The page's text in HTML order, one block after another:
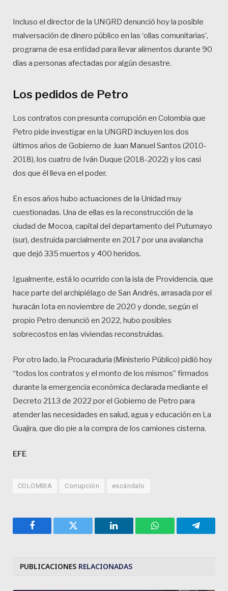
Incluso el director de la UNGRD denunció hoy la posible
malversación de dinero público en las ‘ollas comunitarias’,
programa de esa entidad para llevar alimentos durante 90
días a personas afectadas por algún desastre.
Los pedidos de Petro
Los contratos con presunta corrupción en Colombia que
Petro pide investigar en la UNGRD incluyen los dos
últimos años de Gobierno de Juan Manuel Santos (2010-
2018), los cuatro de Iván Duque (2018-2022) y los casi
dos que él lleva en el poder.
En esos años hubo actuaciones de la Unidad muy
cuestionadas. Una de ellas es la reconstrucción de la
ciudad de Mocoa, capital del departamento del Putumayo
(sur), destruida parcialmente en 2017 por una avalancha
que dejó 335 muertos y 400 heridos.
Igualmente, está lo ocurrido con la isla de Providencia, que
hace parte del archipiélago de San Andrés, arrasada por el
huracán Iota en noviembre de 2020 y donde, según el
propio Petro denunció en 2022, hubo posibles
sobrecostos en las viviendas reconstruidas.
Por otro lado, la Procuraduría (Ministerio Público) pidió hoy
“todos los contratos y el monto de los mismos” firmados
durante la emergencia económica declarada mediante el
Decreto 2113 de 2022 por el Gobierno de Petro para
atender las necesidades en salud, agua y educación en La
Guajira, que dio pie a la compra de los camiones cisterna.
EFE
COLOMBIA Corrupción escándalo
Facebook Twitter LinkedIn WhatsApp
PUBLICACIONES RELACIONADAS